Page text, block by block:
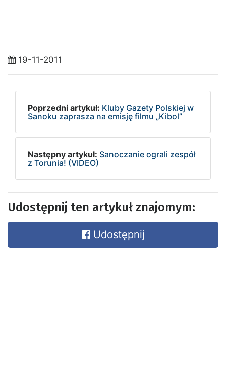
19-11-2011
Poprzedni artykuł: Kluby Gazety Polskiej w
Sanoku zaprasza na emisję filmu „Kibol”
Następny artykuł: Sanoczanie ograli zespół
z Torunia! (VIDEO)
Udostępnij ten artykuł znajomym:
Udostępnij